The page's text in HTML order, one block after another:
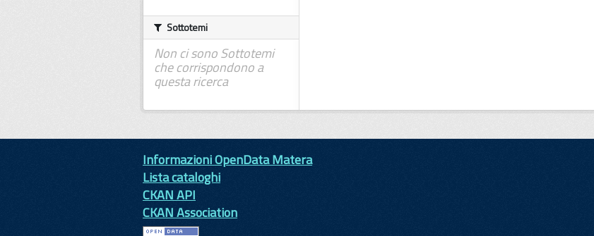
Sottotemi
Non ci sono Sottotemi
che corrispondono a
questa ricerca
Informazioni OpenData Matera
Lista cataloghi
CKAN API
CKAN Association